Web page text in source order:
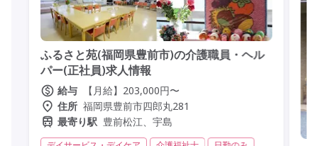
ふるさと苑(福岡県豊前市)の介護職員・ヘル
パー(正社員)求人情報
給与
【月給】203,000円〜
住所 福岡県豊前市四郎丸281
最寄り駅 豊前松江、宇島